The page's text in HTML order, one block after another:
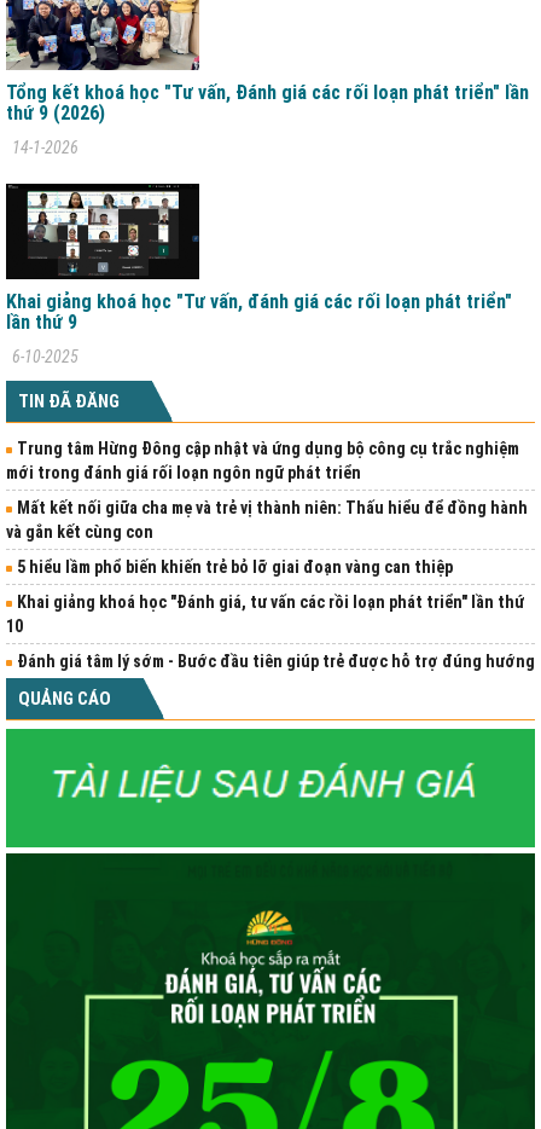
Tổng kết khoá học "Tư vấn, Đánh giá các rối loạn phát triển" lần
thứ 9 (2026)
14-1-2026
Khai giảng khoá học "Tư vấn, đánh giá các rối loạn phát triển"
lần thứ 9
6-10-2025
TIN ĐÃ ĐĂNG
Trung tâm Hừng Đông cập nhật và ứng dụng bộ công cụ trắc nghiệm
mới trong đánh giá rối loạn ngôn ngữ phát triển
Mất kết nối giữa cha mẹ và trẻ vị thành niên: Thấu hiểu để đồng hành
và gắn kết cùng con
5 hiểu lầm phổ biến khiến trẻ bỏ lỡ giai đoạn vàng can thiệp
Khai giảng khoá học "Đánh giá, tư vấn các rồi loạn phát triển" lần thứ
10
Đánh giá tâm lý sớm - Bước đầu tiên giúp trẻ được hỗ trợ đúng hướng
QUẢNG CÁO